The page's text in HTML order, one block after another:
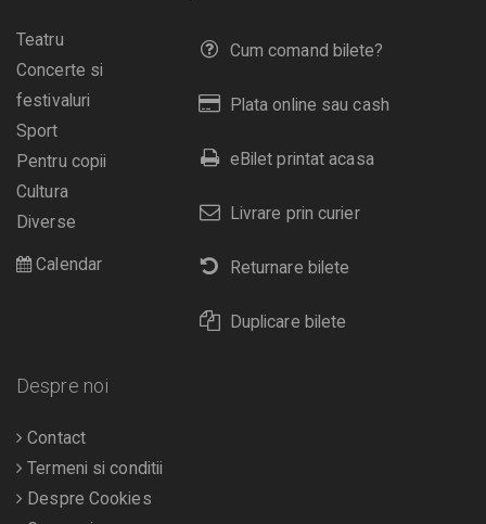
Cum comand bilete?
Plata online sau cash
eBilet printat acasa
Livrare prin curier
Returnare bilete
Duplicare bilete
Teatru
Concerte si
festivaluri
Sport
Pentru copii
Cultura
Diverse
Calendar
Despre noi
Contact
Termeni si conditii
Despre Cookies